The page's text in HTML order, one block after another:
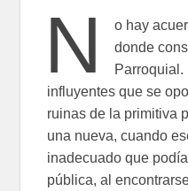
N
o hay
donde
influyentes que se
ruinas de la primitiva
una nueva, cuando
inadecuado que
pública, al